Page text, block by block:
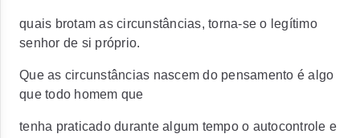
quais brotam as circunstâncias, torna-se o legítimo
senhor de si próprio.
Que as circunstâncias nascem do pensamento é algo
que todo homem que
tenha praticado durante algum tempo o autocontrole e